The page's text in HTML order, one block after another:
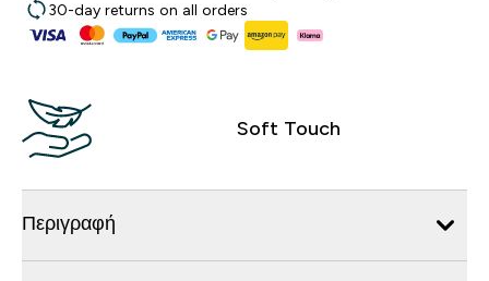
30-day returns on all orders
Soft Touch
Περιγραφή